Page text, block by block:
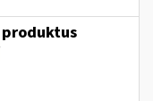
produktus